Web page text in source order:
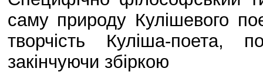
саму природу Кулішевого
творчість Куліша-поета,
закінчуючи збіркою